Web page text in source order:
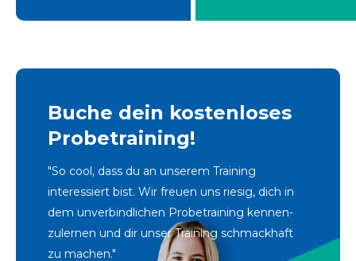
Buche dein kostenloses
Probetraining!
"So cool, dass du an unserem Training
interessiert bist. Wir freuen uns riesig, dich in
dem unverbindlichen Probetraining kennen-
zulernen und dir unser Training schmackhaft
zu machen."